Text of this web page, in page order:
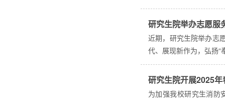
研究生院举办志愿服
近期，研究生院举办志
代、展现新作为，弘扬
研究生院开展2025
为加强我校研究生消防